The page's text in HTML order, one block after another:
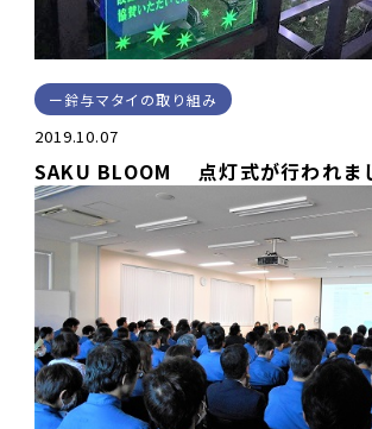
鈴与マタイの取り組み
2019.10.07
SAKU BLOOM 点灯式が行われま